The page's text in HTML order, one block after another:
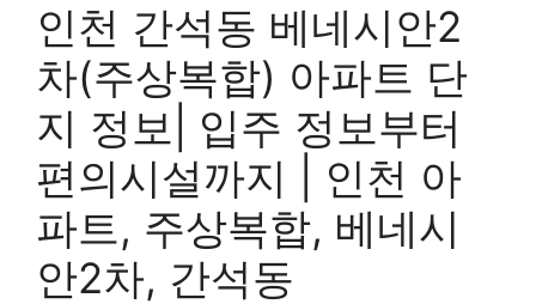
인천 간석동 베네시안2
차(주상복합) 아파트 단
지 정보| 입주 정보부터
편의시설까지 | 인천 아
파트, 주상복합, 베네시
안2차, 간석동